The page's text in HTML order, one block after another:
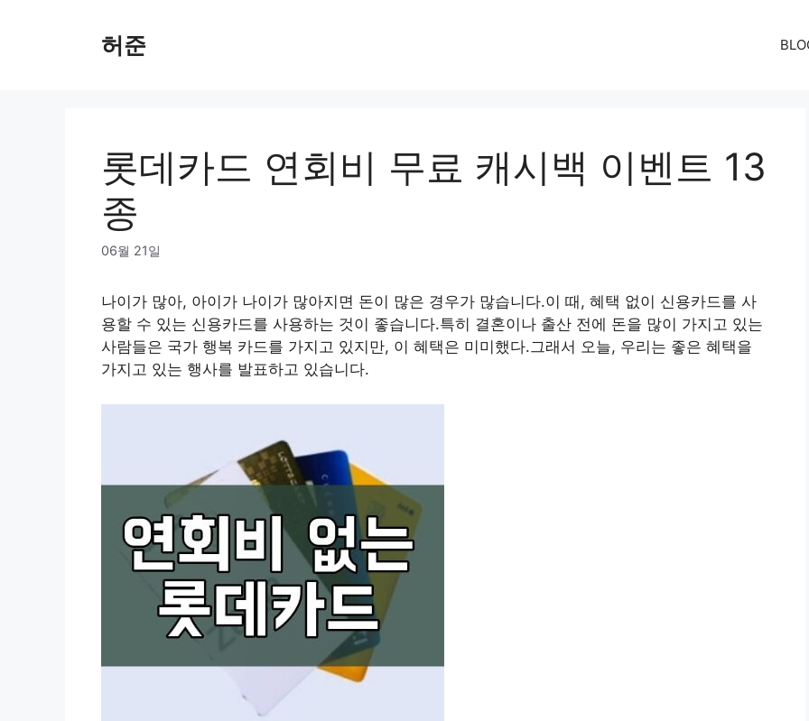
허준
롯데카드 연회비 무료 캐시백 이벤트 13
종
06월 21일
나이가 많아, 아이가 나이가 많아지면 돈이 많은 경우가 많습니다.이 때, 혜택 없이 신용카드를 사
용할 수 있는 신용카드를 사용하는 것이 좋습니다.특히 결혼이나 출산 전에 돈을 많이 가지고 있는
사람들은 국가 행복 카드를 가지고 있지만, 이 혜택은 미미했다.그래서 오늘, 우리는 좋은 혜택을
가지고 있는 행사를 발표하고 있습니다.